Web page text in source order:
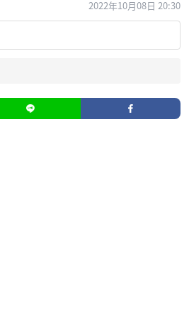
2022年10月08日 20:30